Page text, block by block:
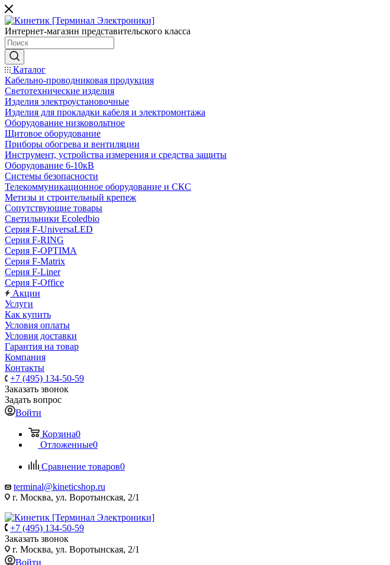
Интернет-магазин представительского класса
Каталог
Кабельно-проводниковая продукция
Светотехнические изделия
Изделия электроустановочные
Изделия для прокладки кабеля и электромонтажа
Оборудование низковольтное
Щитовое оборудование
Приборы обогрева и вентиляции
Инструмент, устройства измерения и средства защиты
Оборудование 6-10кВ
Системы безопасности
Телекоммуникационное оборудование и СКС
Метизы и строительный крепеж
Сопутствующие товары
Светильники Ecoledbio
Серия F-UniversaLED
Серия F-RING
Серия F-OPTIMA
Серия F-Matrix
Серия F-Liner
Серия F-Office
Акции
Услуги
Как купить
Условия оплаты
Условия доставки
Гарантия на товар
Компания
Контакты
+7 (495) 134-50-59
Заказать звонок
Задать вопрос
Войти
Корзина0
Отложенные0
Сравнение товаров0
terminal@kineticshop.ru
г. Москва, ул. Воротынская, 2/1
+7 (495) 134-50-59
Заказать звонок
г. Москва, ул. Воротынская, 2/1
Войти